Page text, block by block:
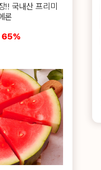
!! 국내산 프리미
론
65%